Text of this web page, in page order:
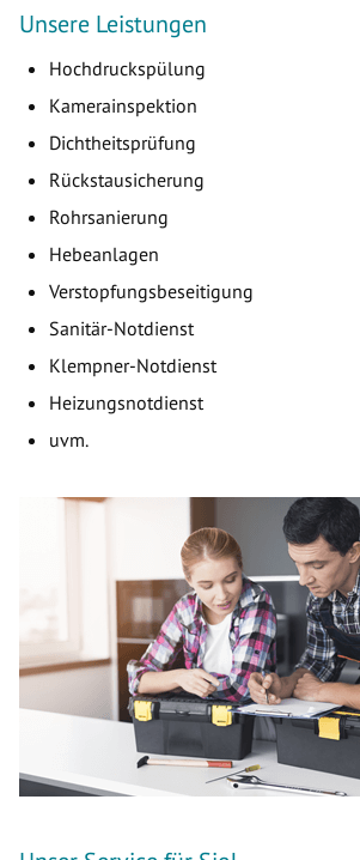
Unsere Leistungen
Hochdruckspülung
Kamerainspektion
Dichtheitsprüfung
Rückstausicherung
Rohrsanierung
Hebeanlagen
Verstopfungsbeseitigung
Sanitär-Notdienst
Klempner-Notdienst
Heizungsnotdienst
uvm.